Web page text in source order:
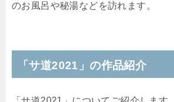
のお風呂や秘湯などを訪れます。
「サ道2021」の作品紹介